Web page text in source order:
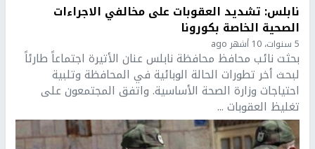
نابلس: تشديد العقوبات على مخالفي الاجراءات
الصحية الخاصة بكورونا
5 سنوات، 10 أشهر ago
بحثت نائب محافظ محافظة نابلس عنان الأتيرة اجتماعاً طارئاً
لبحث أخر تطورات الحالة الوبائية في المحافظة وتلبية
احتياجات وزارة الصحة الأساسية. واتفق المجتمعون على
تغليظ العقوبات ...